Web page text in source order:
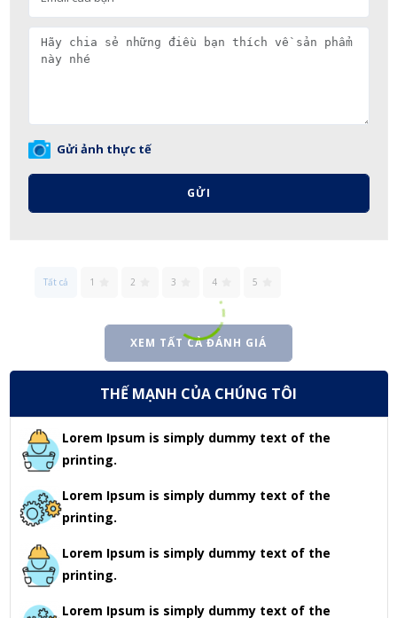
Gửi ảnh thực tế
GỬI
Tất cả 1 2 3 4 5
XEM TẤT CẢ ĐÁNH GIÁ
THẾ MẠNH CỦA CHÚNG TÔI
Lorem Ipsum is simply dummy text of the
printing.
Lorem Ipsum is simply dummy text of the
printing.
Lorem Ipsum is simply dummy text of the
printing.
Lorem Ipsum is simply dummy text of the